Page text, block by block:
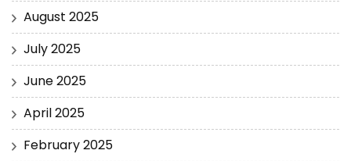
August 2025
July 2025
June 2025
April 2025
February 2025